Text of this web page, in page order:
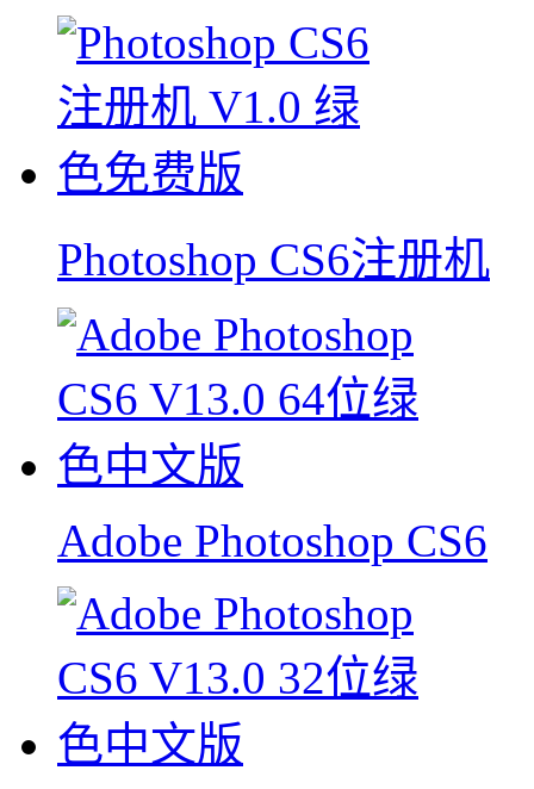
Photoshop CS6注册机
Adobe Photoshop CS6